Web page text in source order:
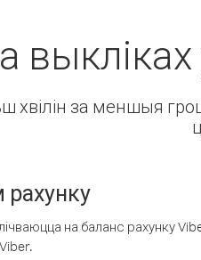
выкліках
хвілін за меншыя
на баланс рахунку